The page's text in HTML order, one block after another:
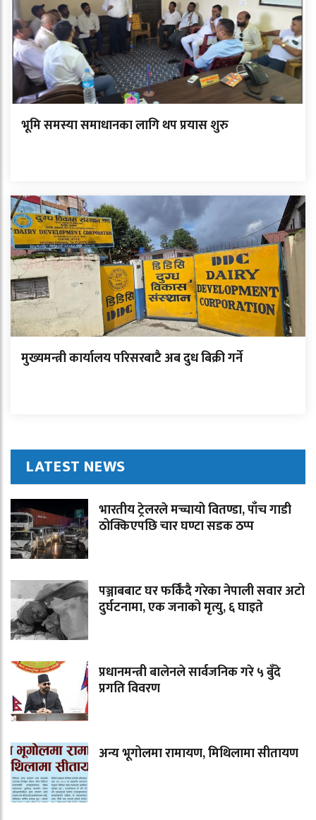
भूमि समस्या समाधानका लागि थप प्रयास शुरु
मुख्यमन्त्री कार्यालय परिसरबाटै अब दुध बिक्री गर्ने
LATEST NEWS
भारतीय ट्रेलरले मच्चायो वितण्डा, पाँच गाडी
ठोक्किएपछि चार घण्टा सडक ठप्प
पञ्जाबबाट घर फर्किंदै गरेका नेपाली सवार अटो
दुर्घटनामा, एक जनाको मृत्यु, ६ घाइते
प्रधानमन्त्री बालेनले सार्वजनिक गरे ५ बुँदे
प्रगति विवरण
अन्य भूगोलमा रामायण, मिथिलामा सीतायण